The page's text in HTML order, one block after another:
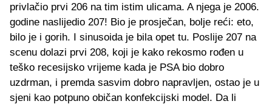
privlačio prvi 206 na tim istim ulicama. A njega je 2006.
godine naslijedio 207! Bio je prosječan, bolje reći: eto,
bilo je i gorih. I sinusoida je bila opet tu. Poslije 207 na
scenu dolazi prvi 208, koji je kako rekosmo rođen u
teško recesijsko vrijeme kada je PSA bio dobro
uzdrman, i premda sasvim dobro napravljen, ostao je u
sjeni kao potpuno običan konfekcijski model. Da li